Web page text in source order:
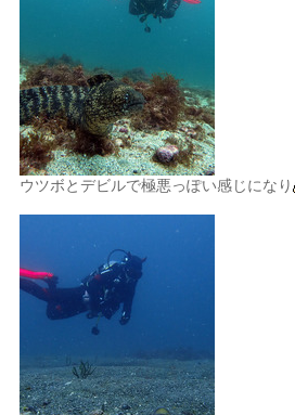
ウツボとデビルで極悪っぽい感じになり